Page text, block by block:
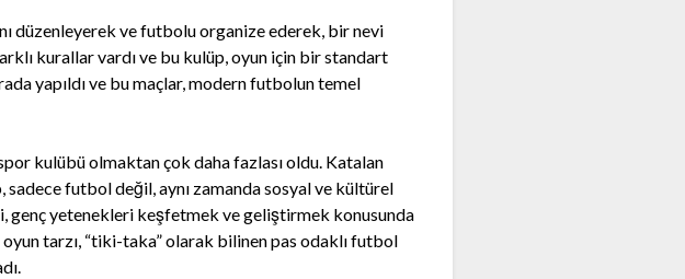
düzenleyerek ve futbolu organize ederek, bir nevi
kurallar vardı ve bu kulüp, oyun için bir standart
yapıldı ve bu maçlar, modern futbolun temel
kulübü olmaktan çok daha fazlası oldu. Katalan
sadece futbol değil, aynı zamanda sosyal ve kültürel
genç yetenekleri keşfetmek ve geliştirmek konusunda
oyun tarzı, “tiki-taka” olarak bilinen pas odaklı futbol